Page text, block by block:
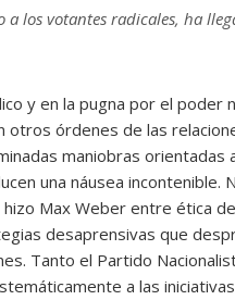
a los votantes radicales, ha
y en la pugna por el poder
otros órdenes de las
maniobras orientadas
una náusea incontenible.
Max Weber entre ética
desaprensivas que
Tanto el Partido
a las